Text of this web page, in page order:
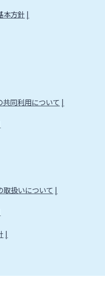
本方針
共同利用について
取扱いについて